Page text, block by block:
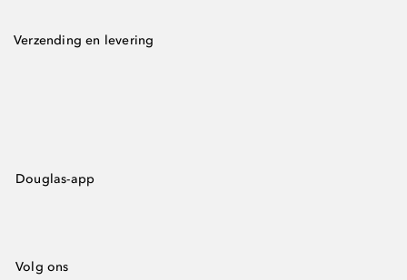
Verzending en levering
Douglas-app
Volg ons